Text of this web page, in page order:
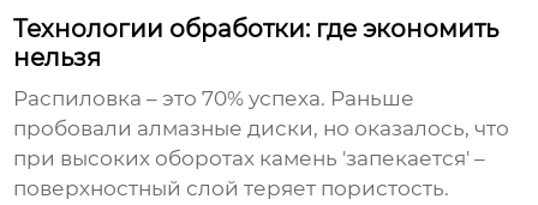
Технологии обработки: где экономить
нельзя
Распиловка – это 70% успеха. Раньше
пробовали алмазные диски, но оказалось, что
при высоких оборотах камень 'запекается' –
поверхностный слой теряет пористость.